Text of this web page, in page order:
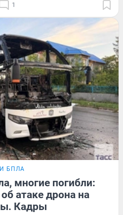
1
БПЛА
многие погибли:
атаке дрона на
Кадры